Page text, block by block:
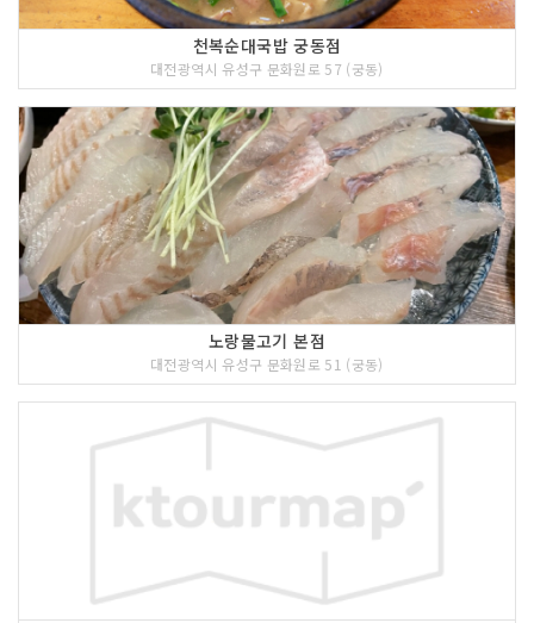
천복순대국밥 궁동점
대전광역시 유성구 문화원로 57 (궁동)
노랑물고기 본점
대전광역시 유성구 문화원로 51 (궁동)